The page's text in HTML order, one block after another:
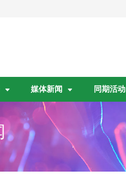
媒体新闻 同期活动